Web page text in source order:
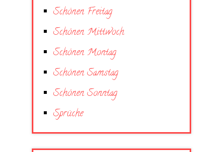
Schönen Freitag
Schönen Mittwoch
Schönen Montag
Schönen Samstag
Schönen Sonntag
Sprüche